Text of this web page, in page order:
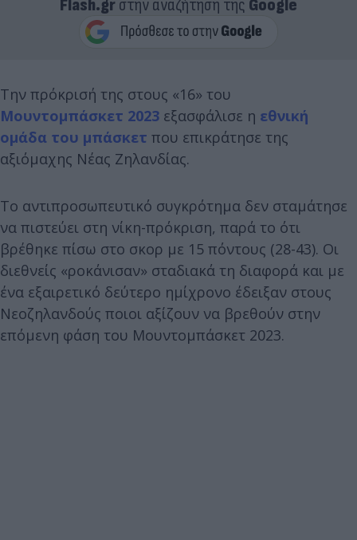
Flash.grστην αναζήτηση της Google
Την πρόκρισή της στους «16» του
Μουντομπάσκετ 2023 εξασφάλισε η εθνική
ομάδα του μπάσκετ που επικράτησε της
αξιόμαχης Νέας Ζηλανδίας.
Το αντιπροσωπευτικό συγκρότημα δεν σταμάτησε
να πιστεύει στη νίκη-πρόκριση, παρά το ότι
βρέθηκε πίσω στο σκορ με 15 πόντους (28-43). Οι
διεθνείς «ροκάνισαν» σταδιακά τη διαφορά και με
ένα εξαιρετικό δεύτερο ημίχρονο έδειξαν στους
Νεοζηλανδούς ποιοι αξίζουν να βρεθούν στην
επόμενη φάση του Μουντομπάσκετ 2023.